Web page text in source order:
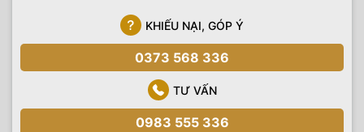
KHIẾU NẠI, GÓP Ý
0373 568 336
TƯ VẤN
0983 555 336